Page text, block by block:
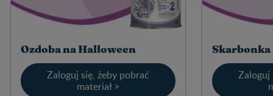
Ozdoba na Halloween
Zaloguj się, żeby pobrać
materiał >
Skarbonka
Zaloguj